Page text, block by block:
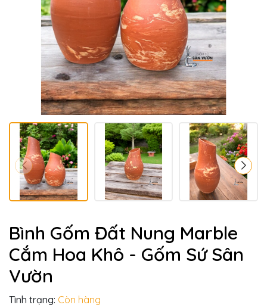
Bình Gốm Đất Nung Marble
Cắm Hoa Khô - Gốm Sứ Sân
Vườn
Tình trạng: Còn hàng